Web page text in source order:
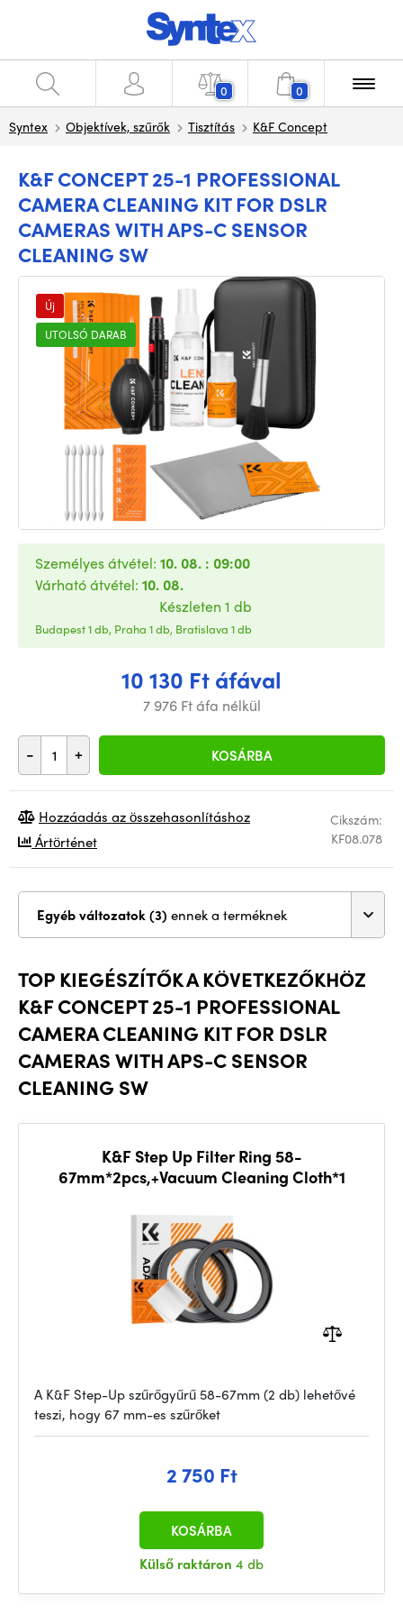
0 0
Syntex Objektívek, szűrők Tisztítás K&F Concept
K&F CONCEPT 25-1 PROFESSIONAL
CAMERA CLEANING KIT FOR DSLR
CAMERAS WITH APS-C SENSOR
CLEANING SW
Új
UTOLSÓ DARAB
10 130 Ft áfával
7 976 Ft áfa nélkül
- + KOSÁRBA
Személyes átvétel: 10. 08. : 09:00
Várható átvétel: 10. 08.
Készleten 1 db
Budapest 1 db, Praha 1 db, Bratislava 1 db
Cikszám:
KF08.078
Hozzáadás az összehasonlításhoz
Ártörténet
Egyéb változatok (3) ennek a terméknek
TOP KIEGÉSZÍTŐK A KÖVETKEZŐKHÖZ
K&F CONCEPT 25-1 PROFESSIONAL
CAMERA CLEANING KIT FOR DSLR
CAMERAS WITH APS-C SENSOR
CLEANING SW
K&F Step Up Filter Ring 58-
67mm*2pcs,+Vacuum Cleaning Cloth*1
A K&F Step-Up szűrőgyűrű 58-67mm (2 db) lehetővé
teszi, hogy 67 mm-es szűrőket
2 750 Ft
Külső raktáron 4 db
KOSÁRBA